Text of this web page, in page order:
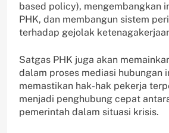
based policy), mengembangkan
PHK, dan membangun sistem
terhadap gejolak
Satgas PHK juga akan
dalam proses mediasi hubungan
memastikan hak-hak pekerja
menjadi penghubung cepat
pemerintah dalam situasi krisis.